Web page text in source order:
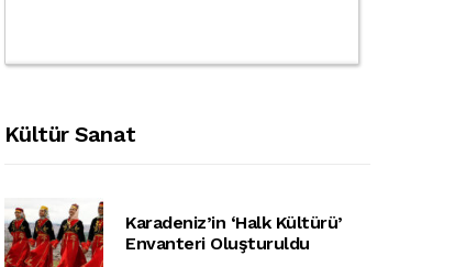
Kültür Sanat
Karadeniz’in ‘halk Kültürü’
Envanteri Oluşturuldu